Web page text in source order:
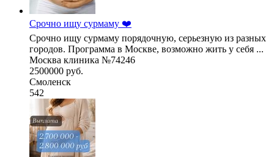
Срочно ищу сурмаму ❤️
Срочно ищу сурмаму порядочную, серьезную из разных
городов. Программа в Москве, возможно жить у себя ...
Москва клиника №74246
2500000 руб.
Смоленск
542